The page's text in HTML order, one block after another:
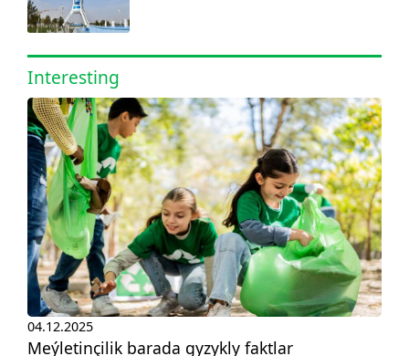
Interesting
04.12.2025
Meýletinçilik barada gyzykly faktlar